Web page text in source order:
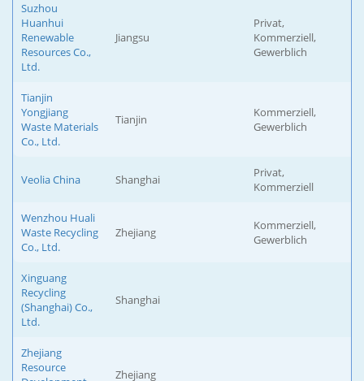
Suzhou
Huanhui
Renewable
Resources Co.,
Ltd.
Jiangsu
Privat,
Kommerziell,
Gewerblich
Tianjin
Yongjiang
Waste Materials
Co., Ltd.
Tianjin
Kommerziell,
Gewerblich
Veolia China Shanghai
Privat,
Kommerziell
Wenzhou Huali
Waste Recycling
Co., Ltd.
Zhejiang
Kommerziell,
Gewerblich
Xinguang
Recycling
(Shanghai) Co.,
Ltd.
Shanghai
Zhejiang
Resource
Zhejiang